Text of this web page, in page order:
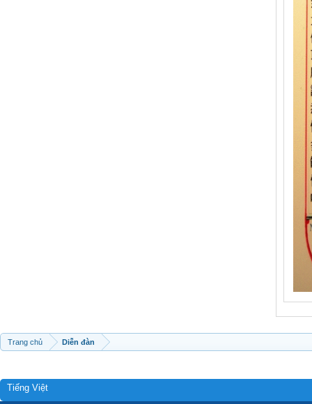
Trang chủ Diễn đàn
Tiếng Việt